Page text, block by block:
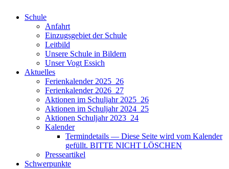
Schule
Anfahrt
Einzugsgebiet der Schule
Leitbild
Unsere Schule in Bildern
Unser Vogt Essich
Aktuelles
Ferienkalender 2025_26
Ferienkalender 2026_27
Aktionen im Schuljahr 2025_26
Aktionen im Schuljahr 2024_25
Aktionen Schuljahr 2023_24
Kalender
Termindetails — Diese Seite wird vom Kalender
gefüllt. BITTE NICHT LÖSCHEN
Presseartikel
Schwerpunkte